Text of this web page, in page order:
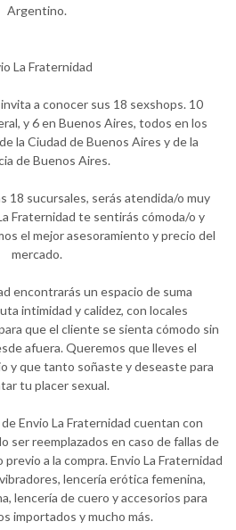
Argentino.
La Fraternidad
a conocer sus 18 sexshops. 10
y 6 en Buenos Aires, todos en los
la Ciudad de Buenos Aires y de la
de Buenos Aires.
18 sucursales, serás atendida/o muy
Fraternidad te sentirás cómoda/o y
el mejor asesoramiento y precio del
mercado.
encontrarás un espacio de suma
intimidad y calidez, con locales
que el cliente se sienta cómodo sin
afuera. Queremos que lleves el
y que tanto soñaste y deseaste para
tu placer sexual.
Envio La Fraternidad cuentan con
ser reemplazados en caso de fallas de
a la compra. Envio La Fraternidad
lencería erótica femenina,
lencería de cuero y accesorios para
importados y mucho más.